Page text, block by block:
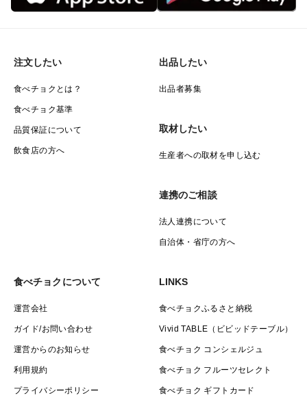
注文したい
食べチョクとは？
食べチョク基準
品質保証について
飲食店の方へ
出品したい
出品者募集
取材したい
生産者への取材を申し込む
連携のご相談
法人連携について
自治体・省庁の方へ
食べチョクについて
運営会社
ガイド/お問い合わせ
運営からのお知らせ
利用規約
プライバシーポリシー
LINKS
食べチョクふるさと納税
Vivid TABLE（ビビッドテーブル）
食べチョク コンシェルジュ
食べチョク フルーツセレクト
食べチョク ギフトカード